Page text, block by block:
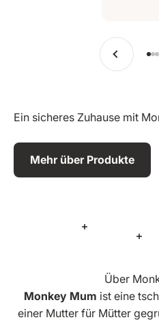
Vorherige
Ein sicheres Zuhause mit
Mehr über Produkte
Mehr
Über
Monkey Mum ist eine
einer Mutter für Mütter